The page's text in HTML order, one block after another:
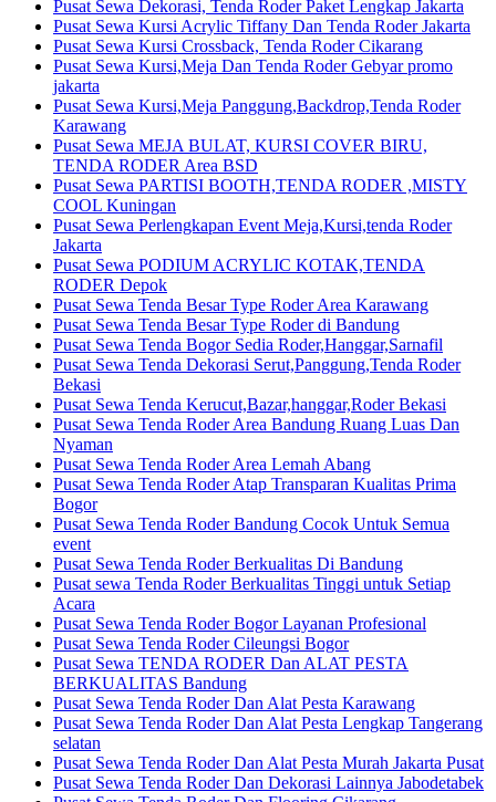
Pusat Sewa Dekorasi, Tenda Roder Paket Lengkap Jakarta
Pusat Sewa Kursi Acrylic Tiffany Dan Tenda Roder Jakarta
Pusat Sewa Kursi Crossback, Tenda Roder Cikarang
Pusat Sewa Kursi,Meja Dan Tenda Roder Gebyar promo
jakarta
Pusat Sewa Kursi,Meja Panggung,Backdrop,Tenda Roder
Karawang
Pusat Sewa MEJA BULAT, KURSI COVER BIRU,
TENDA RODER Area BSD
Pusat Sewa PARTISI BOOTH,TENDA RODER ,MISTY
COOL Kuningan
Pusat Sewa Perlengkapan Event Meja,Kursi,tenda Roder
Jakarta
Pusat Sewa PODIUM ACRYLIC KOTAK,TENDA
RODER Depok
Pusat Sewa Tenda Besar Type Roder Area Karawang
Pusat Sewa Tenda Besar Type Roder di Bandung
Pusat Sewa Tenda Bogor Sedia Roder,Hanggar,Sarnafil
Pusat Sewa Tenda Dekorasi Serut,Panggung,Tenda Roder
Bekasi
Pusat Sewa Tenda Kerucut,Bazar,hanggar,Roder Bekasi
Pusat Sewa Tenda Roder Area Bandung Ruang Luas Dan
Nyaman
Pusat Sewa Tenda Roder Area Lemah Abang
Pusat Sewa Tenda Roder Atap Transparan Kualitas Prima
Bogor
Pusat Sewa Tenda Roder Bandung Cocok Untuk Semua
event
Pusat Sewa Tenda Roder Berkualitas Di Bandung
Pusat sewa Tenda Roder Berkualitas Tinggi untuk Setiap
Acara
Pusat Sewa Tenda Roder Bogor Layanan Profesional
Pusat Sewa Tenda Roder Cileungsi Bogor
Pusat Sewa TENDA RODER Dan ALAT PESTA
BERKUALITAS Bandung
Pusat Sewa Tenda Roder Dan Alat Pesta Karawang
Pusat Sewa Tenda Roder Dan Alat Pesta Lengkap Tangerang
selatan
Pusat Sewa Tenda Roder Dan Alat Pesta Murah Jakarta Pusat
Pusat Sewa Tenda Roder Dan Dekorasi Lainnya Jabodetabek